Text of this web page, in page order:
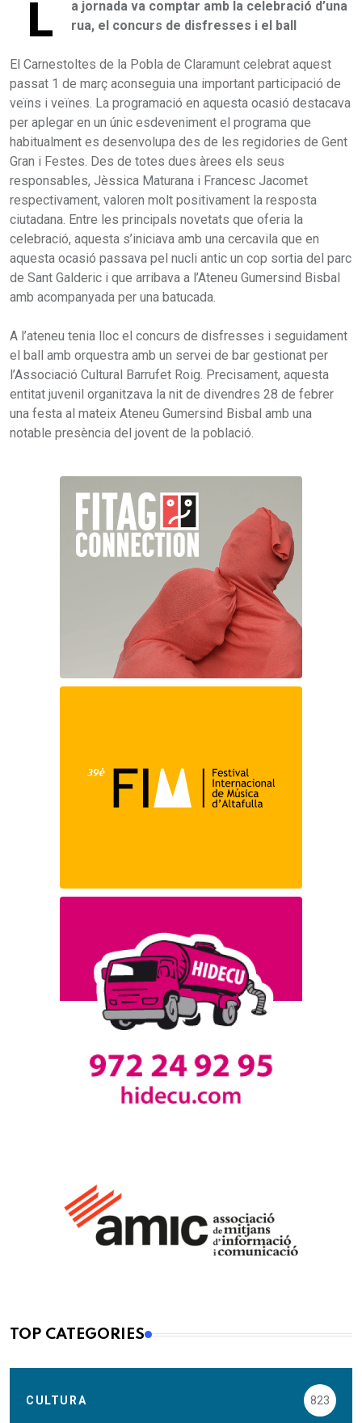
L
a jornada va comptar amb la celebració d’una
rua, el concurs de disfresses i el ball
El Carnestoltes de la Pobla de Claramunt celebrat aquest
passat 1 de març aconseguia una important participació de
veïns i veïnes. La programació en aquesta ocasió destacava
per aplegar en un únic esdeveniment el programa que
habitualment es desenvolupa des de les regidories de Gent
Gran i Festes. Des de totes dues àrees els seus
responsables, Jèssica Maturana i Francesc Jacomet
respectivament, valoren molt positivament la resposta
ciutadana. Entre les principals novetats que oferia la
celebració, aquesta s’iniciava amb una cercavila que en
aquesta ocasió passava pel nucli antic un cop sortia del parc
de Sant Galderic i que arribava a l’Ateneu Gumersind Bisbal
amb acompanyada per una batucada.
A l’ateneu tenia lloc el concurs de disfresses i seguidament
el ball amb orquestra amb un servei de bar gestionat per
l’Associació Cultural Barrufet Roig. Precisament, aquesta
entitat juvenil organitzava la nit de divendres 28 de febrer
una festa al mateix Ateneu Gumersind Bisbal amb una
notable presència del jovent de la població.
TOP CATEGORIES
CULTURA 823